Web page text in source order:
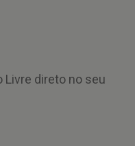
Livre direto no seu